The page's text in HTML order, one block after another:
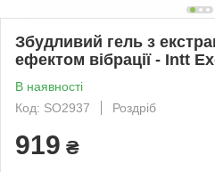
Збудливий гель з
ефектом вібрації - Intt
В наявності
Код: SO2937
Роздріб
919 ₴